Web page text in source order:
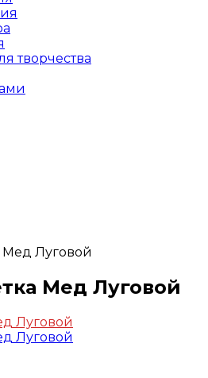
творчества
Мед Луговой
Мед Луговой